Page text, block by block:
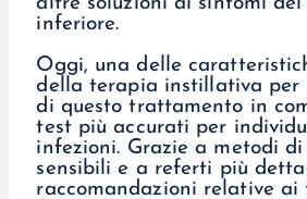
inferiore.
Oggi, una delle
della terapia instillativa per
di questo trattamento in
test più accurati per
infezioni. Grazie a metodi
sensibili e a referti più
raccomandazioni relative